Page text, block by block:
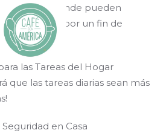
donde pueden
aunque sea por un fin de
las Tareas del Hogar
que las tareas diarias sean más
en Casa